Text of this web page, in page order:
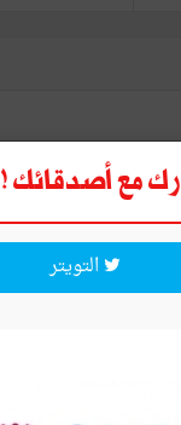
مع أصدقائك !
التويتر